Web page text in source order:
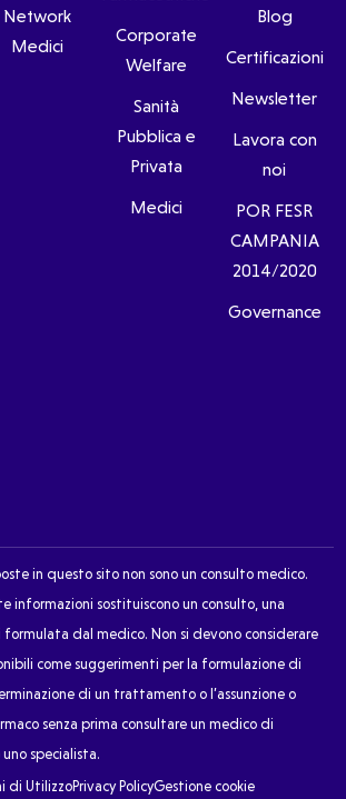
Network
Medici
Corporate
Welfare
Sanità
Pubblica e
Privata
Medici
Blog
Certificazioni
Newsletter
Lavora con
noi
POR FESR
CAMPANIA
2014/2020
Governance
in questo sito non sono un consulto medico.
informazioni sostituiscono un consulto, una
dal medico. Non si devono considerare
come suggerimenti per la formulazione di
di un trattamento o l’assunzione o
senza prima consultare un medico di
specialista.
di UtilizzoPrivacy PolicyGestione cookie